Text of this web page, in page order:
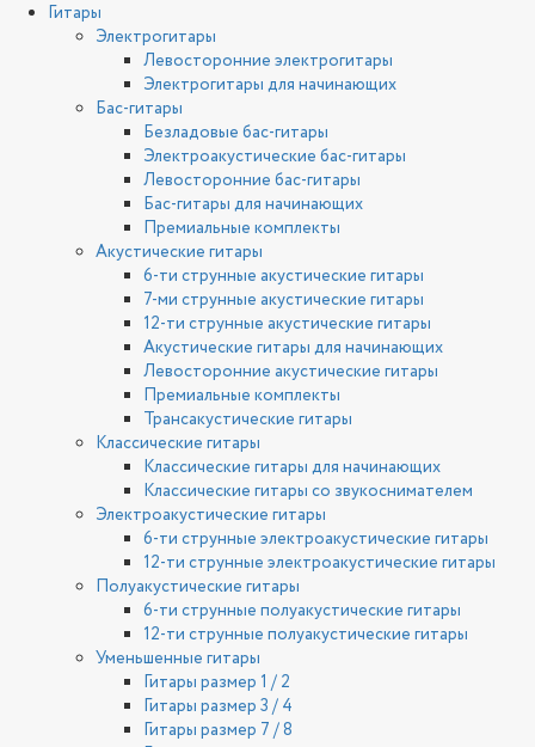
Гитары
Электрогитары
Левосторонние электрогитары
Электрогитары для начинающих
Бас-гитары
Безладовые бас-гитары
Электроакустические бас-гитары
Левосторонние бас-гитары
Бас-гитары для начинающих
Премиальные комплекты
Акустические гитары
6-ти струнные акустические гитары
7-ми струнные акустические гитары
12-ти струнные акустические гитары
Акустические гитары для начинающих
Левосторонние акустические гитары
Премиальные комплекты
Трансакустические гитары
Классические гитары
Классические гитары для начинающих
Классические гитары со звукоснимателем
Электроакустические гитары
6-ти струнные электроакустические гитары
12-ти струнные электроакустические гитары
Полуакустические гитары
6-ти струнные полуакустические гитары
12-ти струнные полуакустические гитары
Уменьшенные гитары
Гитары размер 1 / 2
Гитары размер 3 / 4
Гитары размер 7 / 8